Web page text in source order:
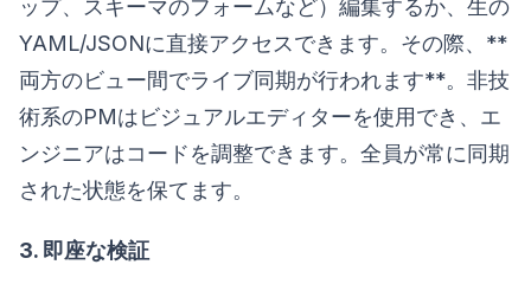
ップ、スキーマのフォームなど）編集するか、生の
YAML/JSONに直接アクセスできます。その際、**
両方のビュー間でライブ同期が行われます**。非技
術系のPMはビジュアルエディターを使用でき、エ
ンジニアはコードを調整できます。全員が常に同期
された状態を保てます。
3. 即座な検証